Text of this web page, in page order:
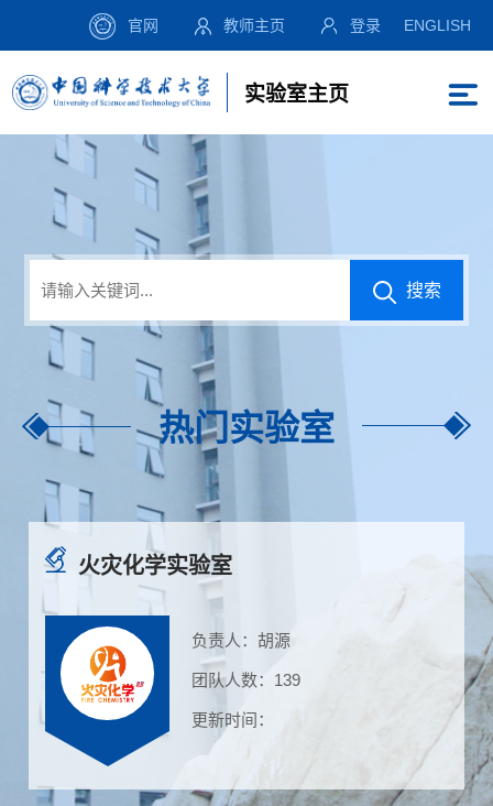
官网 教师主页 登录 ENGLISH
实验室主页
搜索
热门实验室
火灾化学实验室
负责人：胡源
团队人数：139
更新时间：